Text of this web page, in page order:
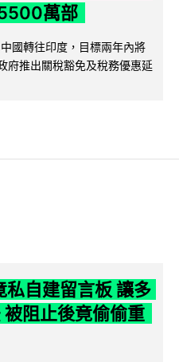
萬部
國轉往印度，目標兩年內將
府推出關稅豁免及稅務優惠延
自建留言板 讓多
阻止後竟偷偷重